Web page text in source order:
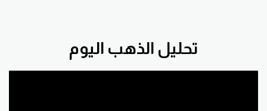
تحليل الذهب اليوم